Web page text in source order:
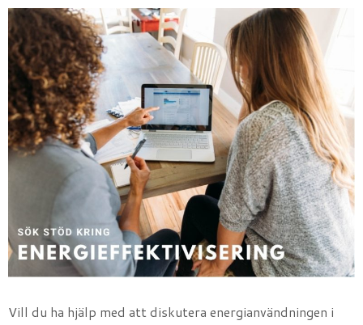
Vill du ha hjälp med att diskutera energianvändningen i